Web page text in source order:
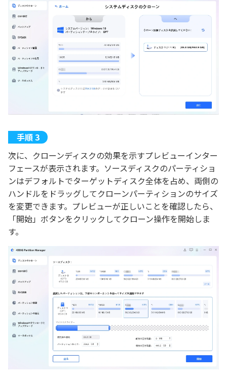
次に、クローンディスクの効果を示すプレビューインター
フェースが表示されます。ソースディスクのパーティショ
ンはデフォルトでターゲットディスク全体を占め、両側の
ハンドルをドラッグしてクローンパーティションのサイズ
を変更できます。プレビューが正しいことを確認したら、
「開始」ボタンをクリックしてクローン操作を開始しま
す。